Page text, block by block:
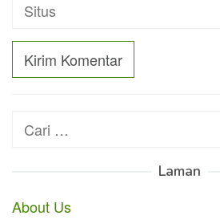
Cari
Laman
About Us